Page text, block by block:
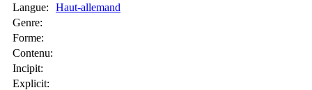
Langue:
Haut-allemand
Genre:
Forme:
Contenu:
Incipit:
Explicit: